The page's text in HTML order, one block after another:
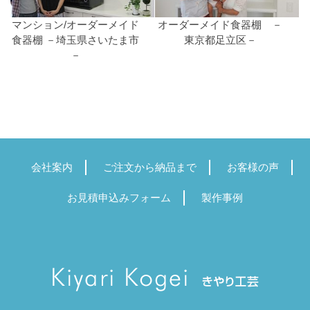
マンション/オーダーメイド
食器棚 －埼玉県さいたま市
－
オーダーメイド食器棚 －
東京都足立区－
会社案内 ご注文から納品まで お客様の声
お見積申込みフォーム 製作事例